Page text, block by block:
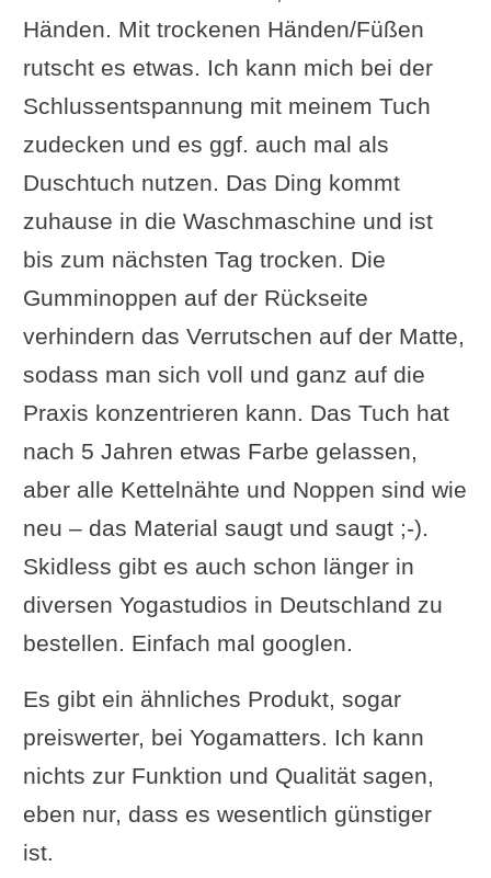
Händen. Mit trockenen Händen/Füßen
rutscht es etwas. Ich kann mich bei der
Schlussentspannung mit meinem Tuch
zudecken und es ggf. auch mal als
Duschtuch nutzen. Das Ding kommt
zuhause in die Waschmaschine und ist
bis zum nächsten Tag trocken. Die
Gumminoppen auf der Rückseite
verhindern das Verrutschen auf der Matte,
sodass man sich voll und ganz auf die
Praxis konzentrieren kann. Das Tuch hat
nach 5 Jahren etwas Farbe gelassen,
aber alle Kettelnähte und Noppen sind wie
neu – das Material saugt und saugt ;-).
Skidless gibt es auch schon länger in
diversen Yogastudios in Deutschland zu
bestellen. Einfach mal googlen.
Es gibt ein ähnliches Produkt, sogar
preiswerter, bei Yogamatters. Ich kann
nichts zur Funktion und Qualität sagen,
eben nur, dass es wesentlich günstiger
ist.